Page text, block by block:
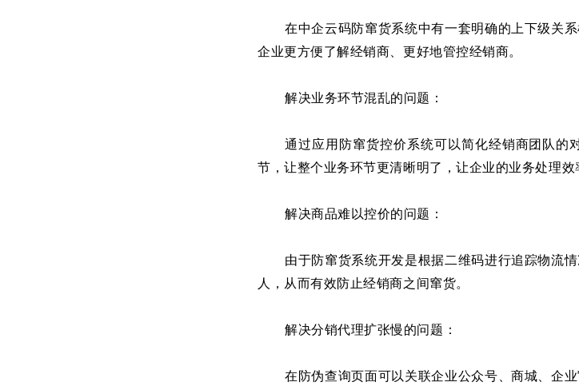
在中企云码防窜货系统中有一套明确的上下级关
企业更方便了解经销商、更好地管控经销商。
解决业务环节混乱的问题：
通过应用防窜货控价系统可以简化经销商团队的
节，让整个业务环节更清晰明了，让企业的业务处理
解决商品难以控价的问题：
由于防窜货系统开发是根据二维码进行追踪物流
人，从而有效防止经销商之间窜货。
解决分销代理扩张慢的问题：
在防伪查询页面可以关联企业公众号、商城、企